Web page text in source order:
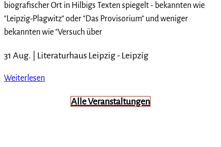
biografischer Ort in Hilbigs Texten spiegelt - bekannten wie
"Leipzig-Plagwitz" oder "Das Provisorium" und weniger
bekannten wie "Versuch über
31 Aug. | Literaturhaus Leipzig- Leipzig
Weiterlesen
Alle Veranstaltungen